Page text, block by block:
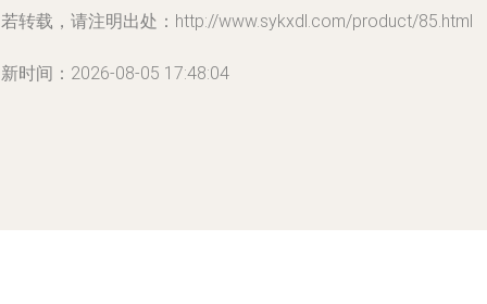
转载，请注明出处：http://www.sykxdl.com/product/85.html
时间：2026-08-05 17:48:04